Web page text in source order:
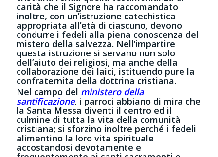
carità che il Signore ha raccomandato
inoltre, con un’istruzione catechistica
appropriata all’età di ciascuno, devono
condurre i fedeli alla piena conoscenza del
mistero della salvezza. Nell’impartire
questa istruzione si servano non solo
dell’aiuto dei religiosi, ma anche della
collaborazione dei laici, istituendo pure la
confraternita della dottrina cristiana.
Nel campo del ministero della
santificazione, i parroci abbiano di mira che
la Santa Messa diventi il centro ed il
culmine di tutta la vita della comunità
cristiana; si sforzino inoltre perché i fedeli
alimentino la loro vita spirituale
accostandosi devotamente e